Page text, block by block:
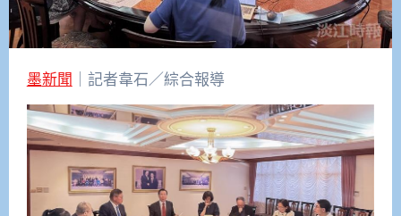
墨新聞 ｜記者韋石／綜合報導